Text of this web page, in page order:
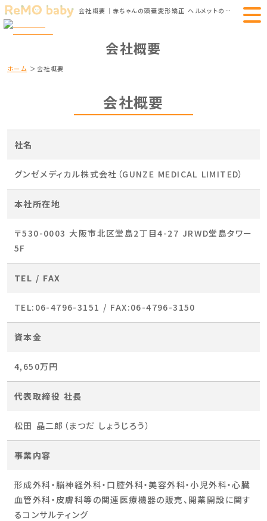
会社概要｜赤ちゃんの頭蓋変形矯正 ヘルメットのReMO baby
会社概要
ホーム 会社概要
会社概要
社名
グンゼメディカル株式会社（GUNZE MEDICAL LIMITED）
本社所在地
〒530-0003 大阪市北区堂島2丁目4-27 JRWD堂島タワー
5F
TEL / FAX
TEL:06-4796-3151 / FAX:06-4796-3150
資本金
4,650万円
代表取締役 社長
松田 晶二郎（まつだ しょうじろう）
事業内容
形成外科・脳神経外科・口腔外科・美容外科・小児外科・心臓
血管外科・皮膚科等の関連医療機器の販売、開業開設に関す
るコンサルティング